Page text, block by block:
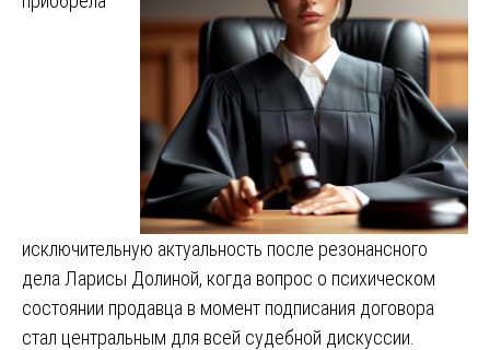
исключительную актуальность после резонансного
дела Ларисы Долиной, когда вопрос о психическом
состоянии продавца в момент подписания договора
стал центральным для всей судебной дискуссии.